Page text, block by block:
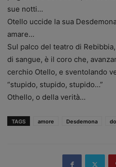
sue notti…
Otello uccide la sua
amare…
Sul palco del teatro di
di sangue, è il coro che,
cerchio Otello, e sventolando
“stupido, stupido, stupido…”
Othello, o della verità…
TAGS amore Desdemona